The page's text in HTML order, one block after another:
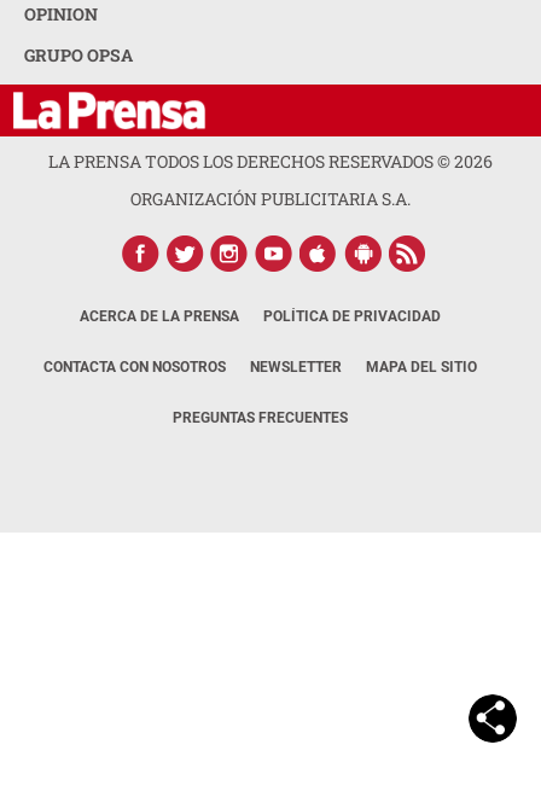
OPINION
GRUPO OPSA
LA PRENSA TODOS LOS DERECHOS RESERVADOS ©2026
ORGANIZACIÓN PUBLICITARIA S.A.
ACERCA DE LA PRENSA POLÍTICA DE PRIVACIDAD
CONTACTA CON NOSOTROS NEWSLETTER MAPA DEL SITIO
PREGUNTAS FRECUENTES